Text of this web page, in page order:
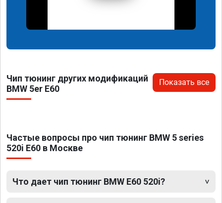
Чип тюнинг других модификаций
BMW 5er E60
Показать все
Частые вопросы про чип тюнинг BMW 5 series
520i E60 в Москве
Что дает чип тюнинг BMW E60 520i?